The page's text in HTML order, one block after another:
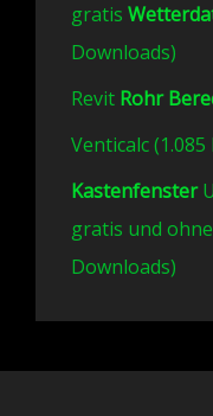
gratis
Downloads)
Revit Rohr
Venticalc
Kastenfenster
gratis und
Downloads)